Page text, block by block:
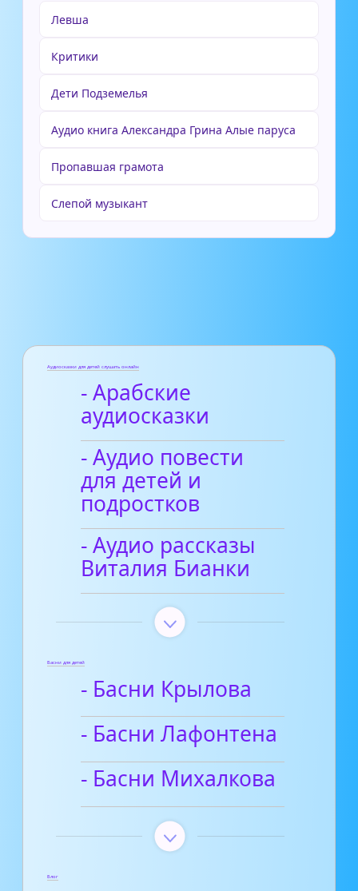
Левша
Критики
Дети Подземелья
Аудио книга Александра Грина Алые паруса
Пропавшая грамота
Слепой музыкант
Аудиосказки для детей слушать онлайн
- Арабские
аудиосказки
- Аудио повести
для детей и
подростков
- Аудио рассказы
Виталия Бианки
Басни для детей
- Басни Крылова
- Басни Лафонтена
- Басни Михалкова
Блог